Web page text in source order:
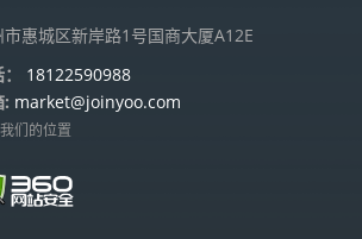
市惠城区新岸路1号国商大厦A12E
18122590988
: market@joinyoo.com
们的位置